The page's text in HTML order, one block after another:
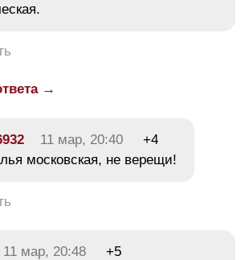
→
11 мар, 20:40
+4
московская, не верещи!
11 мар, 20:48
+5